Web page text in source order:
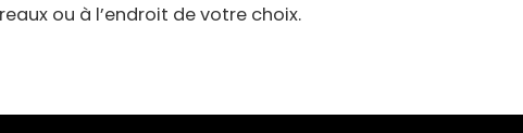
ou à l’endroit de votre choix.